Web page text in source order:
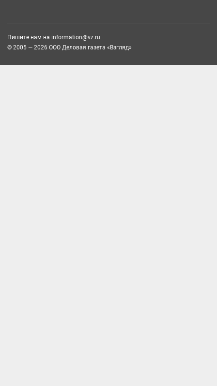
Пишите нам на information@vz.ru
© 2005 — 2026 ООО Деловая газета «Взгляд»